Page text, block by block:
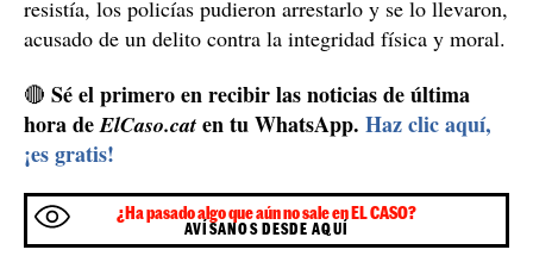
resistía, los policías pudieron arrestarlo y se lo llevaron,
acusado de un delito contra la integridad física y moral.
🔴 Sé el primero en recibir las noticias de última
hora deElCaso.cat en tu WhatsApp. Haz clic aquí,
¡es gratis!
¿Ha pasado algo que aún no sale en EL CASO?
AVÍSANOS DESDE AQUÍ